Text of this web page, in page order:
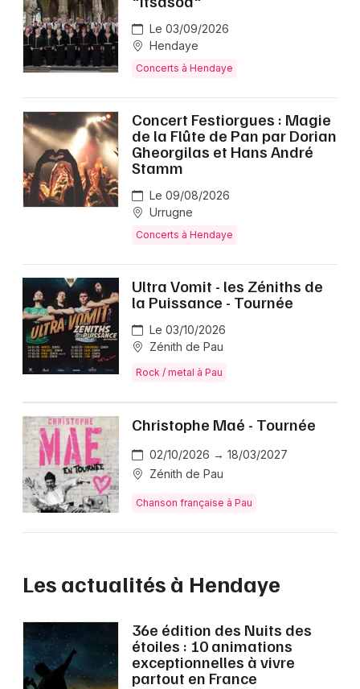
Le 03/09/2026
Hendaye
Concerts à Hendaye
Concert Festiorgues : Magie
de la Flûte de Pan par Dorian
Gheorgilas et Hans André
Stamm
Le 09/08/2026
Urrugne
Concerts à Hendaye
Ultra Vomit - les Zéniths de
la Puissance - Tournée
Le 03/10/2026
Zénith de Pau
Rock / metal à Pau
Christophe Maé - Tournée
02/10/2026 → 18/03/2027
Zénith de Pau
Chanson française à Pau
Les actualités à Hendaye
36e édition des Nuits des
étoiles : 10 animations
exceptionnelles à vivre
partout en France